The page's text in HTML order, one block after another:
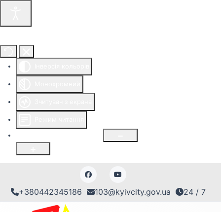
+380442345186 103@kyivcity.gov.ua 24 / 7